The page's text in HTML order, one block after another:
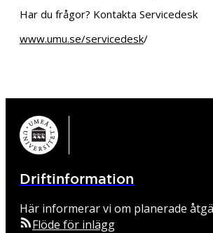
Har du frågor? Kontakta Servicedesk
www.umu.se/servicedesk/
Driftinformation
Här informerar vi om planerade
Flöde för inlägg